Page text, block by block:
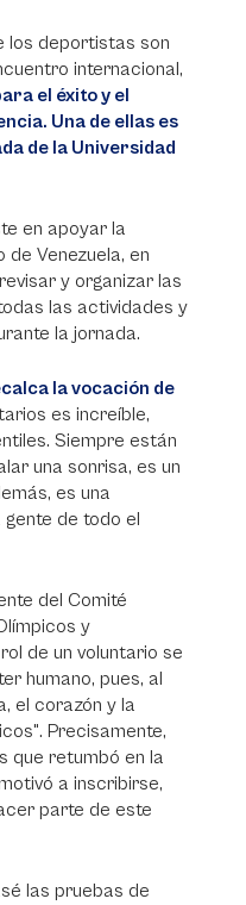
los deportistas son
internacional,
el éxito y el
Una de ellas es
de la Universidad
en apoyar la
Venezuela, en
y organizar las
las actividades y
la jornada.
la vocación de
es increíble,
Siempre están
una sonrisa, es un
es una
de todo el
del Comité
y
de un voluntario se
humano, pues, al
el corazón y la
Precisamente,
que retumbó en la
a inscribirse,
parte de este
las pruebas de